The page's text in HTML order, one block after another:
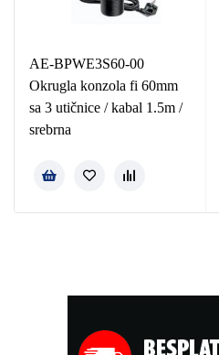
AE-BPWE3S60-00
Okrugla konzola fi 60mm
sa 3 utičnice / kabal 1.5m /
srebrna